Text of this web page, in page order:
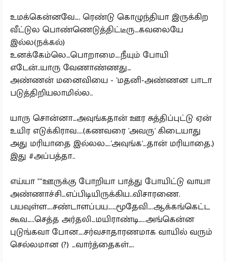
உமக்கென்னவே…. ரெண்டு கொழுந்தியா இருக்கிற
வீட்டுல பொண்ணெடுத்திட்டீரு…கவலையே
இல்ல(நக்கல்)
உனக்கேம்லெ…பொறாமை….நீயும் போயி
எடேன்..யாரு வேணாண்ணது…
அண்ணன் மனைவியை - 'மதனி-அண்ணன பாடா
படுத்திறியலாமில்ல..
யாரு சொன்னா…அவுங்கதான் ஊர சுத்திப்புட்டு ஏன்
உயிர எடுக்கிராவ....(கணவரை 'அவரு' கிடையாது
அது மரியாதை இல்லல….'அவுங்க'…தான் மரியாதை.)
இது #அப்பத்தா..
எய்யா ""ஊருக்கு போறியா பாத்து போயிட்டு வாயா
அண்ணாச்சி…எப்பிடியிருக்கிய..விசாரணை.
பயவுள்ள….சண்டாளப்பய……மூதேவி….ஆக்கங்கெட்ட
கூவ…..செத்த அர்தலி…மயிராண்டி…..அங்கென்ன
புடுங்கவா போன….சர்வசாதாரணமாக வாயில் வரும்
செல்லமான (?) …வார்த்தைகள்….